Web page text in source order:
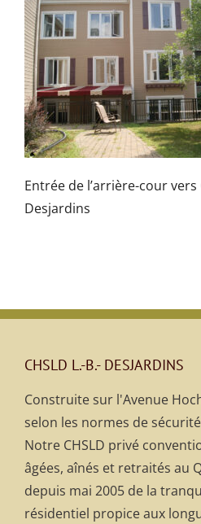
Entrée de l’arrière-cour vers
Desjardins
CHSLD L.-B.- DESJARDINS
Construite sur l'Avenue
selon les normes de
Notre CHSLD privé
âgées, aînés et retraités au
depuis mai 2005 de la
résidentiel propice aux